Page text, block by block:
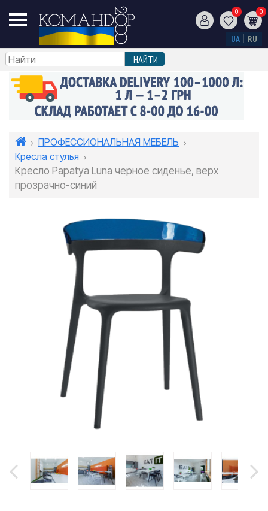
0 0
UA RU
ПРОФЕССИОНАЛЬНАЯ МЕБЕЛЬ
Кресла стулья
Кресло Papatya Luna черное сиденье, верх
прозрачно-синий